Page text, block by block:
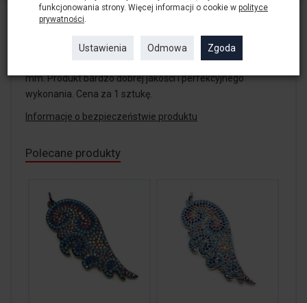
wykonania. Cena za 1 sztukę.
Zawieszka Owad Biedronka wykonana ze stali czernionej
inkrustowanej Cyrkoniami. Rozmiar zawieszki to 24x30
mm. Produkt bardzo dobrej jakości i perfekcyjnego
wykonania. Cena za 1 sztukę.
Informacje o bezpieczeństwie produktu
Polecane produkty
funkcjonowania strony. Więcej informacji o cookie w polityce
prywatności.
Ustawienia Odmowa Zgoda